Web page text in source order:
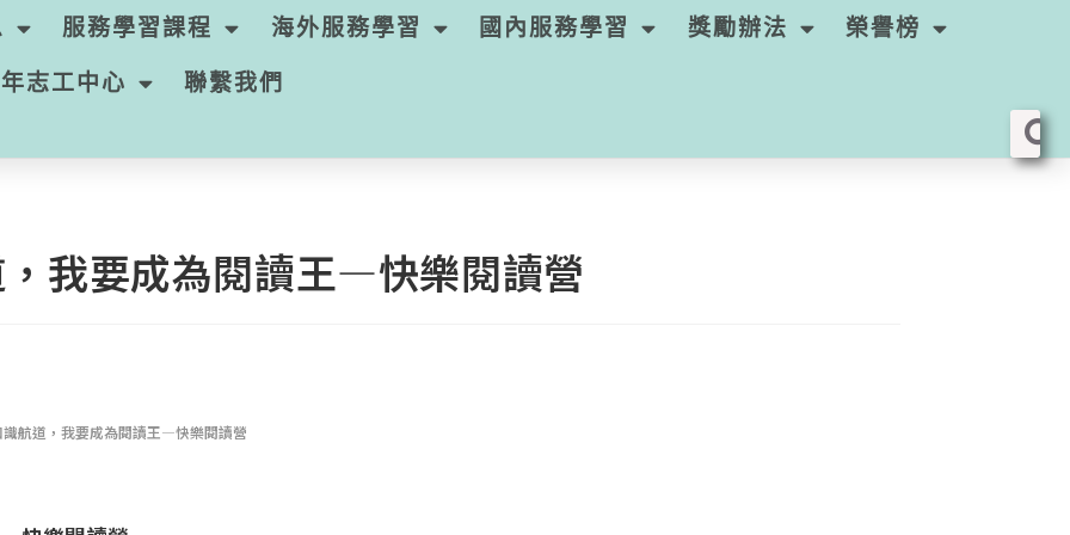
服務學習課程 海外服務學習 國內服務學習 獎勵辦法
榮譽榜
志工中心
聯繫我們
我要成為閱讀王—快樂閱讀營
航道，我要成為閱讀王—快樂閱讀營